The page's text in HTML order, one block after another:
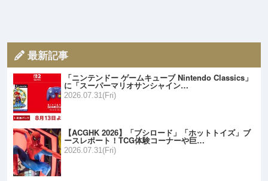
最新記事
「ニンテンドー ゲームキューブ Nintendo Classics」
に「スーパーマリオサンシャイン…
2026.07.31(Fri)
【ACGHK 2026】「ブシロード」「ホットトイズ」ブ
ースレポート！TCG体験コーナーや巨…
2026.07.31(Fri)